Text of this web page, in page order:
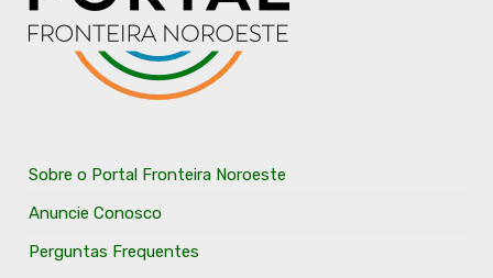
Sobre o Portal Fronteira Noroeste
Anuncie Conosco
Perguntas Frequentes